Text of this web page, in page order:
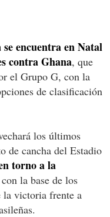
se encuentra en Natal
contra Ghana, que
el Grupo G, con la
de clasificación
los últimos
de cancha del Estadio
torno a la
la base de los
la victoria frente a